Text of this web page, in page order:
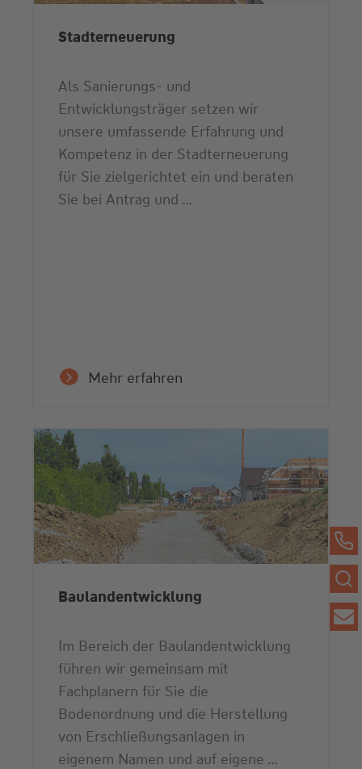
Stadterneuerung
Als Sanierungs- und
Entwicklungsträger setzen wir
unsere umfassende Erfahrung und
Kompetenz in der Stadterneuerung
für Sie zielgerichtet ein und beraten
Sie bei Antrag und …
Mehr erfahren
Baulandentwicklung
Im Bereich der Baulandentwicklung
führen wir gemeinsam mit
Fachplanern für Sie die
Bodenordnung und die Herstellung
von Erschließungsanlagen in
eigenem Namen und auf eigene …